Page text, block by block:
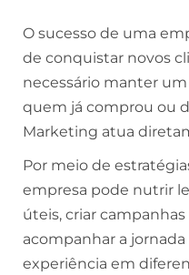
O sucesso de uma
de conquistar novos
necessário manter
quem já comprou ou
Marketing atua
Por meio de
empresa pode nutrir
úteis, criar
acompanhar a
experiência em